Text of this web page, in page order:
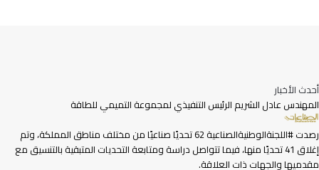
أحدث الأخبار
المهندس عادل الشريم الرئيس التنفيذي لمجموعة التميمي للطاقة